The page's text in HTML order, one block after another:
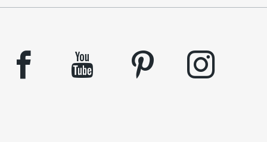
facebook youtube pinterest instagram